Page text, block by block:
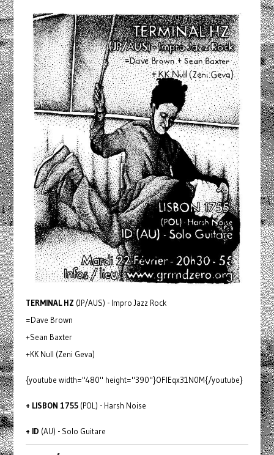
TERMINAL HZ (JP/AUS) - Impro Jazz Rock
=Dave Brown
+Sean Baxter
+KK Null (Zeni Geva)
{youtube width="480" height="390"}OFlEqx31N0M{/youtube}
+ LISBON 1755(POL) - Harsh Noise
+ ID (AU) - Solo Guitare